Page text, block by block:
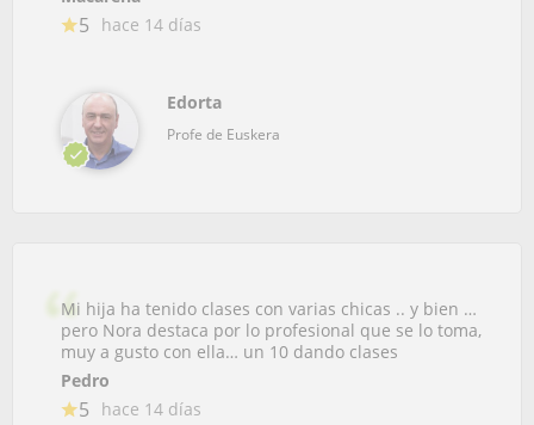
5 hace 14 días
Edorta
Profe de Euskera
Mi hija ha tenido clases con varias chicas .. y bien …
pero Nora destaca por lo profesional que se lo toma,
muy a gusto con ella… un 10 dando clases
Pedro
5 hace 14 días